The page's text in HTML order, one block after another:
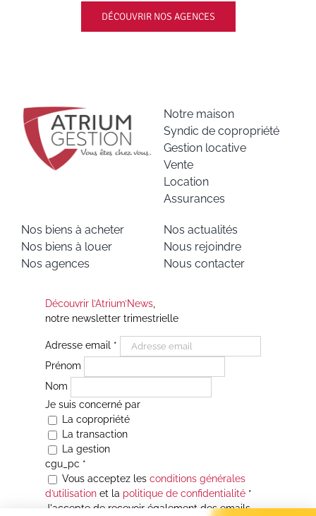
DÉCOUVRIR NOS AGENCES
Notre maison
Syndic de copropriété
Gestion locative
Vente
Location
Assurances
Nos biens à acheter
Nos biens à louer
Nos agences
Nos actualités
Nous rejoindre
Nous contacter
Découvrir l’Atrium’News,
notre newsletter trimestrielle
Adresse email *
Prénom
Nom
Je suis concerné par
La copropriété
La transaction
La gestion
cgu_pc *
Vous acceptez les conditions générales
d’utilisationet la politique de confidentialité*
J'accepte de recevoir également des emails